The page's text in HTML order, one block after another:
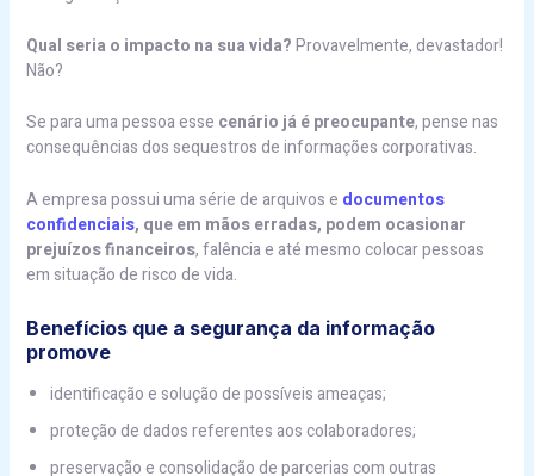
Qual seria o impacto na sua vida?Provavelmente, devastador!
Não?
Se para uma pessoa esse cenário já é preocupante, pense nas
consequências dos sequestros de informações corporativas.
A empresa possui uma série de arquivos e documentos
confidenciais, que em mãos erradas, podem ocasionar
prejuízos financeiros, falência e até mesmo colocar pessoas
em situação de risco de vida.
Benefícios que a segurança da informação
promove
identificação e solução de possíveis ameaças;
proteção de dados referentes aos colaboradores;
preservação e consolidação de parcerias com outras